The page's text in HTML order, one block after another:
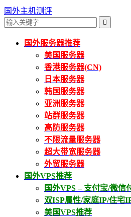
国外主机测评

国外服务器推荐
美国服务器
香港服务器(CN)
日本服务器
韩国服务器
亚洲服务器
站群服务器
高防服务器
不限流量服务器
超大带宽服务器
外贸服务器
国外VPS推荐
国外VPS – 支付宝/微信
双ISP属性/家庭IP/住宅
美国VPS推荐